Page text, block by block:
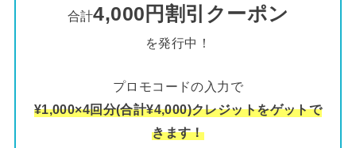
合計4,000円割引クーポン
を発行中！
プロモコードの入力で
¥1,000×4回分(合計¥4,000)クレジットをゲットで
きます！